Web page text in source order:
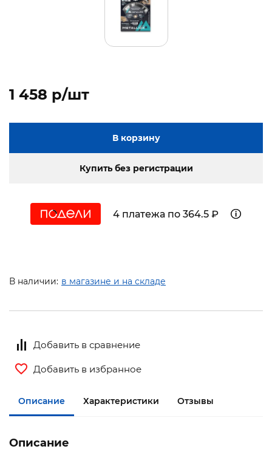
1 458 p/шт
В корзину
Купить без регистрации
4 платежа по 364.5 ₽
В наличии: в магазине и на складе
Добавить в сравнение
Добавить в избранное
Описание Характеристики Отзывы
Описание